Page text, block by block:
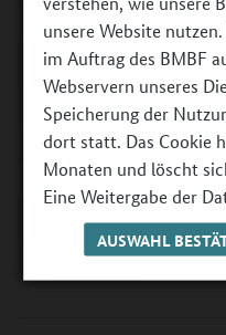
unsere Website
im Auftrag des BMBF
Webservern unseres
Speicherung der
dort statt. Das Cookie
Monaten und löscht
Eine Weitergabe der
AUSWAHL
FAQ
2026)
FAQ
2025)